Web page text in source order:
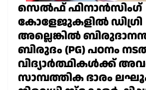
സെൽഫ് ഫിനാൻസിംഗ്
കോളേജുകളിൽ ഡിഗ്രി
അല്ലെങ്കിൽ
ബിരുദം (PG) പഠനം
വിദ്യാർത്ഥികൾക്ക്
സാമ്പത്തിക ഭാരം